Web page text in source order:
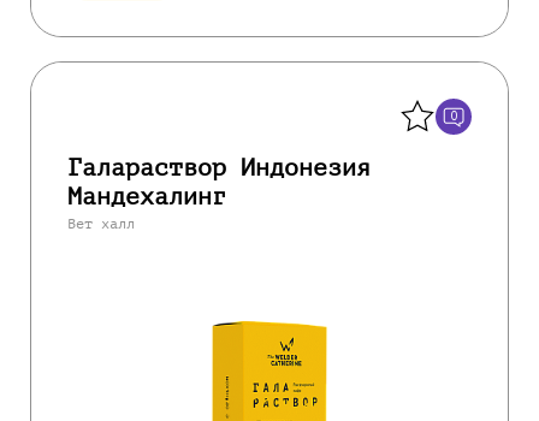
0
Галараствор Индонезия
Мандехалинг
Вет халл